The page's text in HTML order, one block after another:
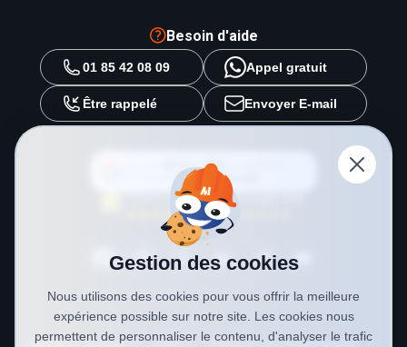
Besoin d'aide
01 85 42 08 09 Appel gratuit
Être rappelé Envoyer E-mail
METAL 2000
source préférée surGoogle
Gestion des cookies
Nous utilisons des cookies pour vous offrir la meilleure
expérience possible sur notre site. Les cookies nous
permettent de personnaliser le contenu, d'analyser le trafic